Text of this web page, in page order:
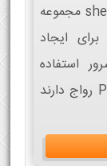
استفاده میکنند. بصورت ساده shell script مجموعه
ایجاد
استفاده
میشوند. این شل ها معمولا به زبان PHP رواج دارند